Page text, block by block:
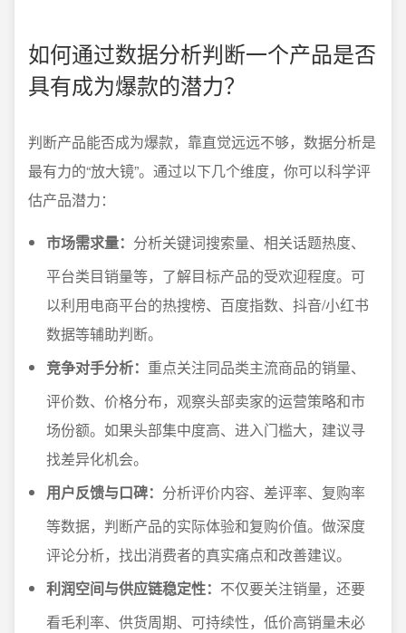
如何通过数据分析判断一个产品是否
具有成为爆款的潜力？
判断产品能否成为爆款，靠直觉远远不够，数据分析是
最有力的“放大镜”。通过以下几个维度，你可以科学评
估产品潜力：
市场需求量： 分析关键词搜索量、相关话题热度、
平台类目销量等，了解目标产品的受欢迎程度。可
以利用电商平台的热搜榜、百度指数、抖音/小红书
数据等辅助判断。
竞争对手分析： 重点关注同品类主流商品的销量、
评价数、价格分布，观察头部卖家的运营策略和市
场份额。如果头部集中度高、进入门槛大，建议寻
找差异化机会。
用户反馈与口碑： 分析评价内容、差评率、复购率
等数据，判断产品的实际体验和复购价值。做深度
评论分析，找出消费者的真实痛点和改善建议。
利润空间与供应链稳定性： 不仅要关注销量，还要
看毛利率、供货周期、可持续性，低价高销量未必